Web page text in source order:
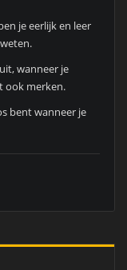
je eerlijk en leer
wanneer je
ook merken.
bent wanneer je